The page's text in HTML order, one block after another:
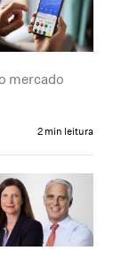
mercado
2 min leitura